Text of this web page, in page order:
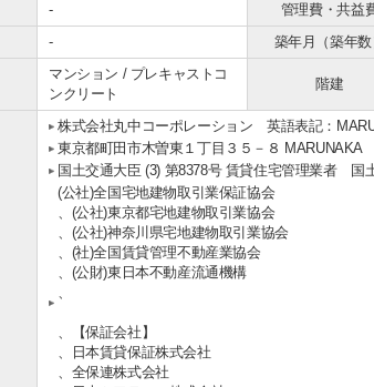
- 管理費・共益
- 築年月（築年数
マンション / プレキャストコ
ンクリート
階建
株式会社丸中コーポレーション 英語表記：
東京都町田市木曽東１丁目３５－８ MARUNAKA
国土交通大臣 (3) 第8378号 賃貸住宅管理業者 国
(公社)全国宅地建物取引業保証協会
、(公社)東京都宅地建物取引業協会
、(公社)神奈川県宅地建物取引業協会
、(社)全国賃貸管理不動産業協会
、(公財)東日本不動産流通機構
、
、【保証会社】
、日本賃貸保証株式会社
、全保連株式会社